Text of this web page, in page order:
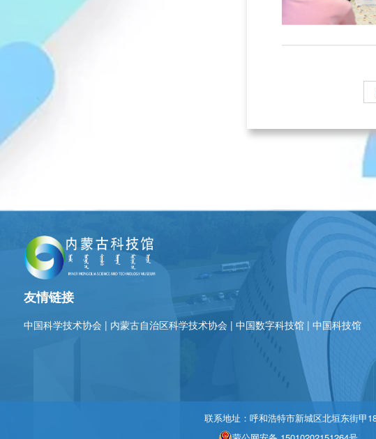
友情链接
中国科学技术协会 | 内蒙古自治区科学技术协会 |中国数字科技馆 |中国科技馆
联系地址：呼和浩特市新城区北垣东街